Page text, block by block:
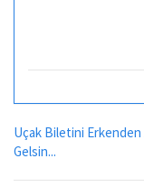
Uçak Biletini
Gelsin...